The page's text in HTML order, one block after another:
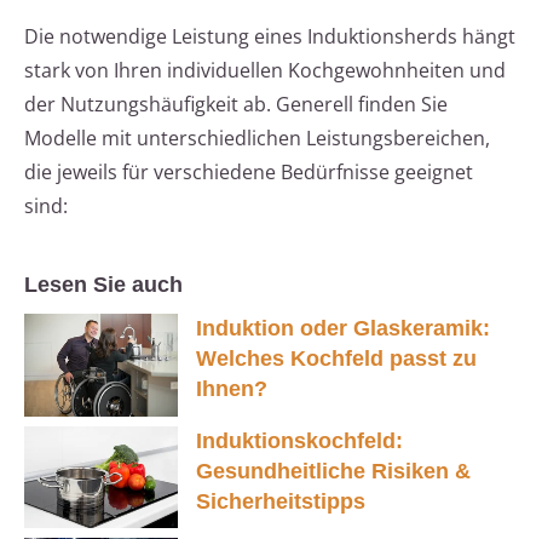
Die notwendige Leistung eines Induktionsherds hängt
stark von Ihren individuellen Kochgewohnheiten und
der Nutzungshäufigkeit ab. Generell finden Sie
Modelle mit unterschiedlichen Leistungsbereichen,
die jeweils für verschiedene Bedürfnisse geeignet
sind:
Lesen Sie auch
Induktion oder Glaskeramik:
Welches Kochfeld passt zu
Ihnen?
Induktionskochfeld:
Gesundheitliche Risiken &
Sicherheitstipps